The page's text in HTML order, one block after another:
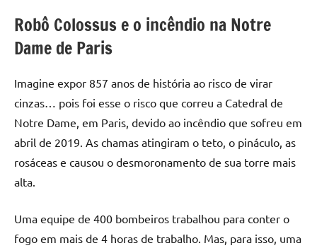
Robô Colossus e o incêndio na Notre
Dame de Paris
Imagine expor 857 anos de história ao risco de virar
cinzas… pois foi esse o risco que correu a Catedral de
Notre Dame, em Paris, devido ao incêndio que sofreu em
abril de 2019. As chamas atingiram o teto, o pináculo, as
rosáceas e causou o desmoronamento de sua torre mais
alta.
Uma equipe de 400 bombeiros trabalhou para conter o
fogo em mais de 4 horas de trabalho. Mas, para isso, uma